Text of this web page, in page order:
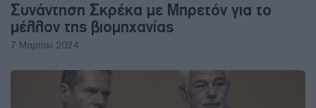
Συνάντηση Σκρέκα με Μπρετόν για το
μέλλον της βιομηχανίας
7 Μαρτίου 2024